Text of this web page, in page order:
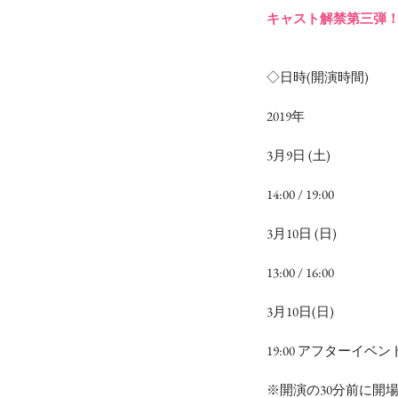
キャスト解禁第三弾！
◇日時(開演時間)
2019年
3月9日 (土)
14:00 / 19:00
3月10日 (日)
13:00 / 16:00
3月10日(日)
19:00 アフターイベン
※開演の30分前に開場